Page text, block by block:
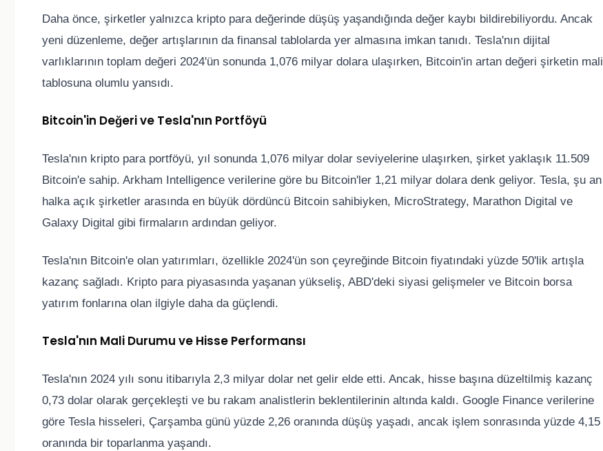
Daha önce, şirketler yalnızca kripto para değerinde düşüş yaşandığında değer kaybı bildirebiliyordu. Ancak
yeni düzenleme, değer artışlarının da finansal tablolarda yer almasına imkan tanıdı. Tesla'nın dijital
varlıklarının toplam değeri 2024'ün sonunda 1,076 milyar dolara ulaşırken, Bitcoin'in artan değeri şirketin mali
tablosuna olumlu yansıdı.
Bitcoin'in Değeri ve Tesla'nın Portföyü
Tesla'nın kripto para portföyü, yıl sonunda 1,076 milyar dolar seviyelerine ulaşırken, şirket yaklaşık 11.509
Bitcoin'e sahip. Arkham Intelligence verilerine göre bu Bitcoin'ler 1,21 milyar dolara denk geliyor. Tesla, şu an
halka açık şirketler arasında en büyük dördüncü Bitcoin sahibiyken, MicroStrategy, Marathon Digital ve
Galaxy Digital gibi firmaların ardından geliyor.
Tesla'nın Bitcoin'e olan yatırımları, özellikle 2024'ün son çeyreğinde Bitcoin fiyatındaki yüzde 50'lik artışla
kazanç sağladı. Kripto para piyasasında yaşanan yükseliş, ABD'deki siyasi gelişmeler ve Bitcoin borsa
yatırım fonlarına olan ilgiyle daha da güçlendi.
Tesla'nın Mali Durumu ve Hisse Performansı
Tesla'nın 2024 yılı sonu itibarıyla 2,3 milyar dolar net gelir elde etti. Ancak, hisse başına düzeltilmiş kazanç
0,73 dolar olarak gerçekleşti ve bu rakam analistlerin beklentilerinin altında kaldı. Google Finance verilerine
göre Tesla hisseleri, Çarşamba günü yüzde 2,26 oranında düşüş yaşadı, ancak işlem sonrasında yüzde 4,15
oranında bir toparlanma yaşandı.